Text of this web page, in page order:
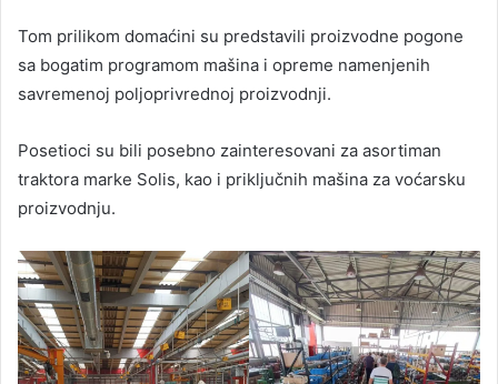
Tom prilikom domaćini su predstavili proizvodne pogone
sa bogatim programom mašina i opreme namenjenih
savremenoj poljoprivrednoj proizvodnji.
Posetioci su bili posebno zainteresovani za asortiman
traktora marke Solis, kao i priključnih mašina za voćarsku
proizvodnju.